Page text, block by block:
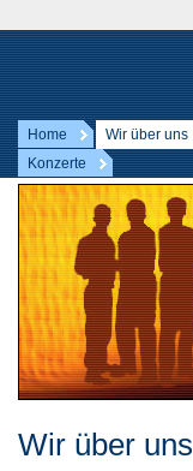
Home Wir über uns
Konzerte
Wir über uns